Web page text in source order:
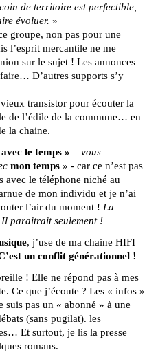
de territoire est perfectible,
évoluer. »
groupe, non pas pour une
l’esprit mercantile ne me
sur le sujet ! Les annonces
D’autres supports s’y
transistor pour écouter la
de l’édile de la commune… en
la chaine.
le temps » – vous
mon temps » - car ce n’est pas
avec le téléphone niché au
de mon individu et je n’ai
l’air du moment ! La
paraitrait seulement !
, j’use de ma chaine HIFI
un conflit générationnel !
! Elle ne répond pas à mes
Ce que j’écoute ? Les « infos »
suis pas un « abonné » à une
(sans pugilat). les
Et surtout, je lis la presse
romans.